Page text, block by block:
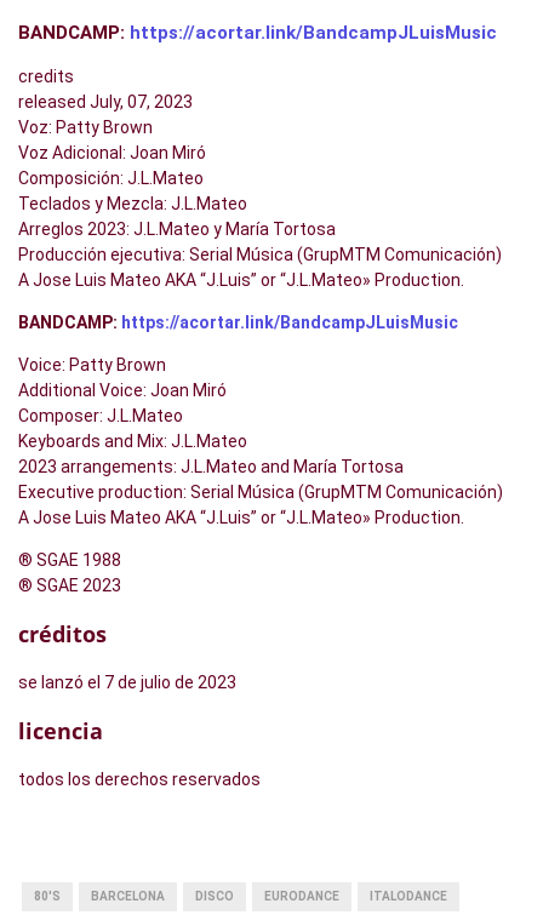
BANDCAMP: https://acortar.link/BandcampJLuisMusic
credits
released July, 07, 2023
Voz: Patty Brown
Voz Adicional: Joan Miró
Composición: J.L.Mateo
Teclados y Mezcla: J.L.Mateo
Arreglos 2023: J.L.Mateo y María Tortosa
Producción ejecutiva: Serial Música (GrupMTM Comunicación)
A Jose Luis Mateo AKA “J.Luis” or “J.L.Mateo» Production.
BANDCAMP: https://acortar.link/BandcampJLuisMusic
Voice: Patty Brown
Additional Voice: Joan Miró
Composer: J.L.Mateo
Keyboards and Mix: J.L.Mateo
2023 arrangements: J.L.Mateo and María Tortosa
Executive production: Serial Música (GrupMTM Comunicación)
A Jose Luis Mateo AKA “J.Luis” or “J.L.Mateo» Production.
® SGAE 1988
® SGAE 2023
créditos
se lanzó el 7 de julio de 2023
licencia
todos los derechos reservados
80'S BARCELONA DISCO EURODANCE ITALODANCE